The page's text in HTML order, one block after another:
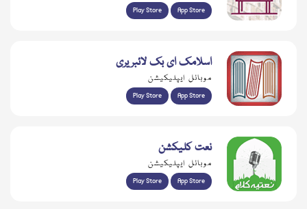
Play Store App Store
اسلامک ای بک لائبریری
موبائل ایپلیکیشن
Play Store App Store
نعت کلیکشن
موبائل ایپلیکیشن
Play Store App Store